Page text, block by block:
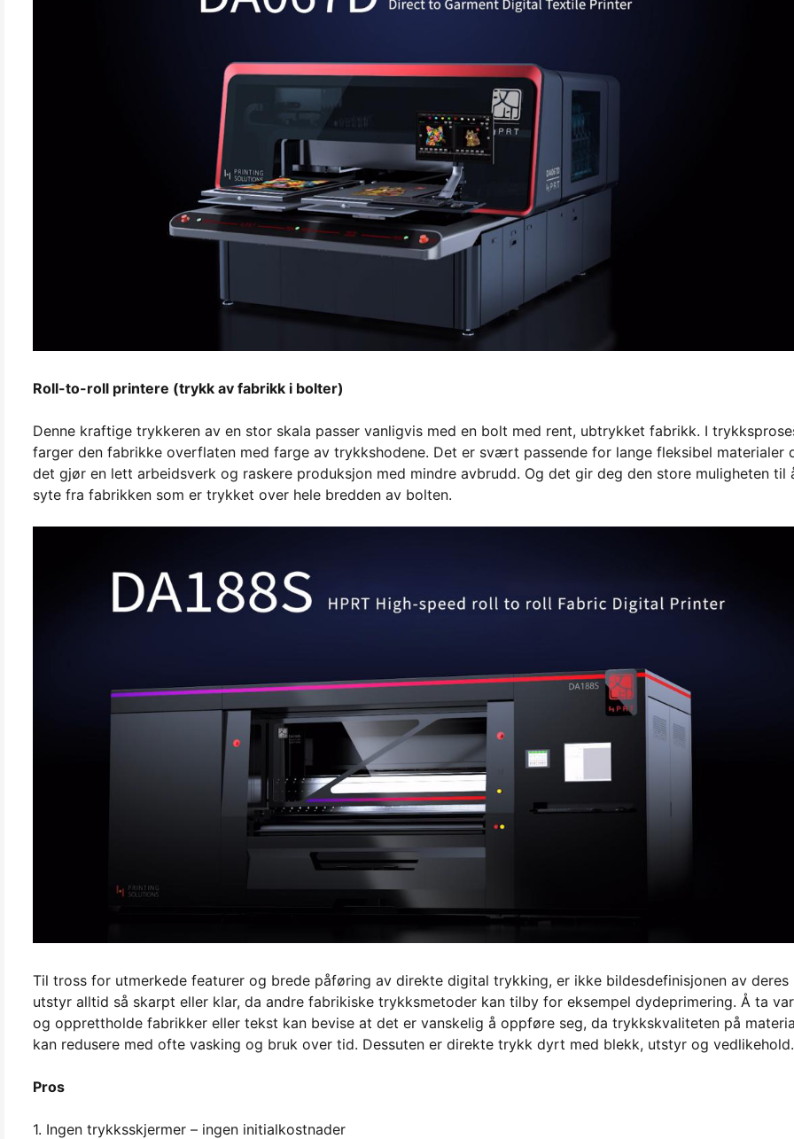
Roll-to-roll printere (trykk av fabrikk i bolter)
Denne kraftige trykkeren av en stor skala passer vanligvis med en bolt med rent, ubtrykket fabrikk. I
farger den fabrikke overflaten med farge av trykkshodene. Det er svært passende for lange fleksibel materialer
det gjør en lett arbeidsverk og raskere produksjon med mindre avbrudd. Og det gir deg den store muligheten til
syte fra fabrikken som er trykket over hele bredden av bolten.
Til tross for utmerkede featurer og brede påføring av direkte digital trykking, er ikke bildesdefinisjonen av deres
utstyr alltid så skarpt eller klar, da andre fabrikiske trykksmetoder kan tilby for eksempel dydeprimering. Å ta
og opprettholde fabrikker eller tekst kan bevise at det er vanskelig å oppføre seg, da trykkskvaliteten på
kan redusere med ofte vasking og bruk over tid. Dessuten er direkte trykk dyrt med blekk, utstyr og vedlikehold.
Pros
1. Ingen trykksskjermer – ingen initialkostnader